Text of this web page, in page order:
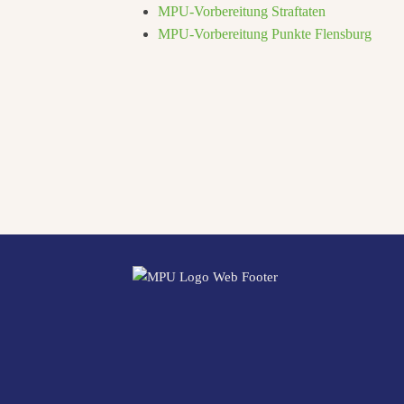
MPU-Vorbereitung Straftaten
MPU-Vorbereitung Punkte Flensburg